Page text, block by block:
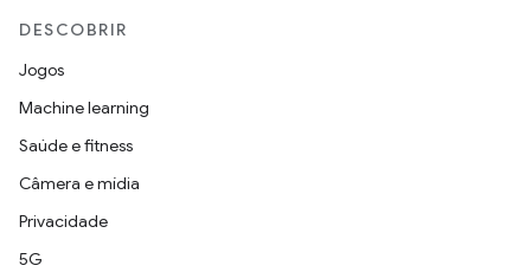
DESCOBRIR
Jogos
Machine learning
Saúde e fitness
Câmera e mídia
Privacidade
5G